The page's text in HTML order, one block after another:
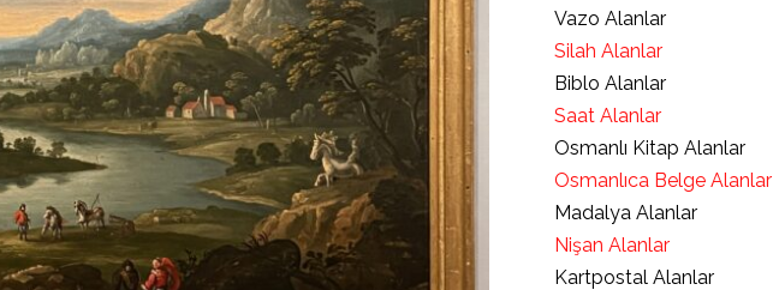
Vazo Alanlar
Silah Alanlar
Biblo Alanlar
Saat Alanlar
Osmanlı Kitap Alanlar
Osmanlıca Belge Alanlar
Madalya Alanlar
Nişan Alanlar
Kartpostal Alanlar